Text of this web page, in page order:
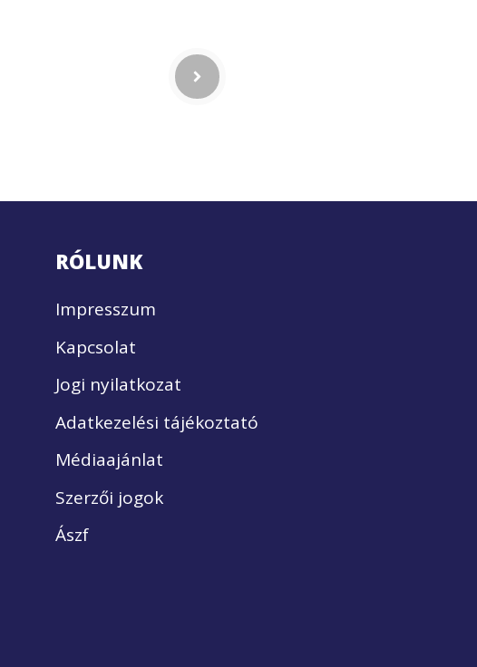
RÓLUNK
Impresszum
Kapcsolat
Jogi nyilatkozat
Adatkezelési tájékoztató
Médiaajánlat
Szerzői jogok
Ászf